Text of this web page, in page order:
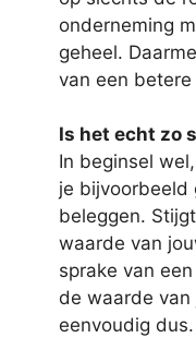
onderneming
geheel.
van een
Is het echt zo
In beginsel
je bijvoorbeeld
beleggen.
waarde van
sprake van
de waarde van
eenvoudig dus.